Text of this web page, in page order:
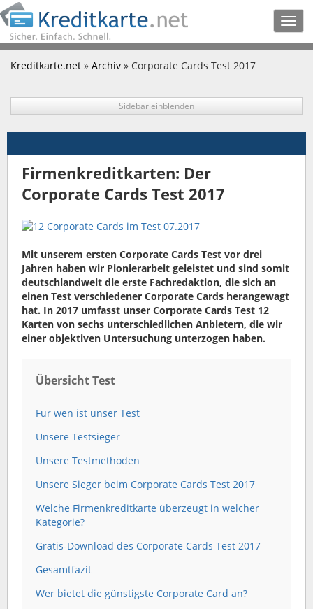
Kreditkarte.net » Archiv » Corporate Cards Test 2017
Sidebar einblenden
Firmenkreditkarten: Der
Corporate Cards Test 2017
Mit unserem ersten Corporate Cards Test vor drei
Jahren haben wir Pionierarbeit geleistet und sind somit
deutschlandweit die erste Fachredaktion, die sich an
einen Test verschiedener Corporate Cards herangewagt
hat. In 2017 umfasst unser Corporate Cards Test 12
Karten von sechs unterschiedlichen Anbietern, die wir
einer objektiven Untersuchung unterzogen haben.
Übersicht Test
Für wen ist unser Test
Unsere Testsieger
Unsere Testmethoden
Unsere Sieger beim Corporate Cards Test 2017
Welche Firmenkreditkarte überzeugt in welcher
Kategorie?
Gratis-Download des Corporate Cards Test 2017
Gesamtfazit
Wer bietet die günstigste Corporate Card an?